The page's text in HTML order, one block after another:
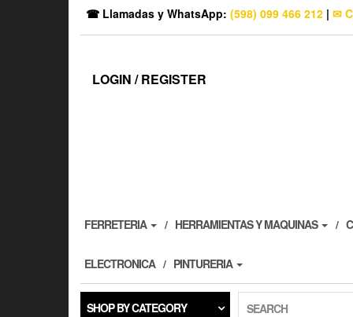
☎ Llamadas y WhatsApp: (598) 099 466 212 | ✉
LOGIN / REGISTER
FERRETERIA HERRAMIENTAS Y MAQUINAS
ELECTRONICA PINTURERIA
SHOP BY CATEGORY SEARCH